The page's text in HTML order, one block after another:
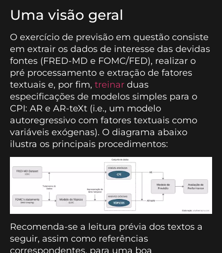
Uma visão geral
O exercício de previsão em questão consiste
em extrair os dados de interesse das devidas
fontes (FRED-MD e FOMC/FED), realizar o
pré processamento e extração de fatores
textuais e, por fim, treinar duas
especificações de modelos simples para o
CPI: AR e AR-teXt (i.e., um modelo
autoregressivo com fatores textuais como
variáveis exógenas). O diagrama abaixo
ilustra os principais procedimentos:
Recomenda-se a leitura prévia dos textos a
seguir, assim como referências
correspondentes, para uma boa